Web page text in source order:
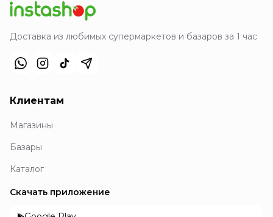
Доставка из любимых супермаркетов и базаров за 1 час
Клиентам
Магазины
Базары
Каталог
Скачать приложение